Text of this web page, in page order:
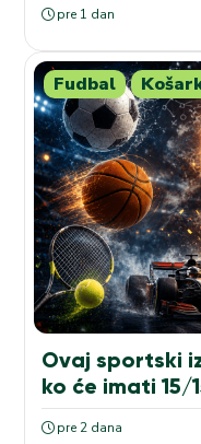
pre 1 dan
Fudbal
Ovaj sportski
ko će imati 15/
pre 2 dana